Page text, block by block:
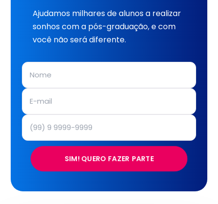
Ajudamos milhares de alunos a realizar
sonhos com a pós-graduação, e com
você não será diferente.
SIM! QUERO FAZER PARTE